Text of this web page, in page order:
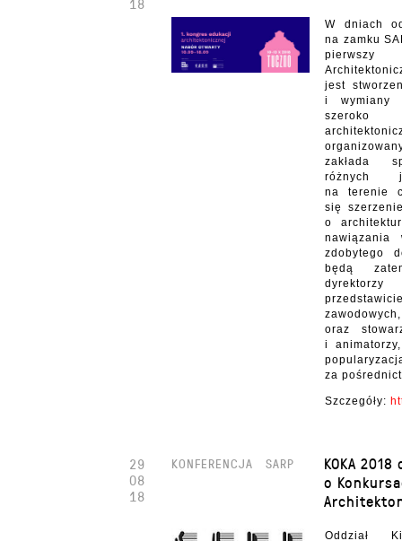
W dniach
na zamku
jest
i wymiany
zakłada
różnych
na terenie
się
o
nawiązania
zdobytego
będą
oraz
i
za
Szczegóły:
18
KOKA
o
KONFERENCJA SARP
Oddział
29
08
18